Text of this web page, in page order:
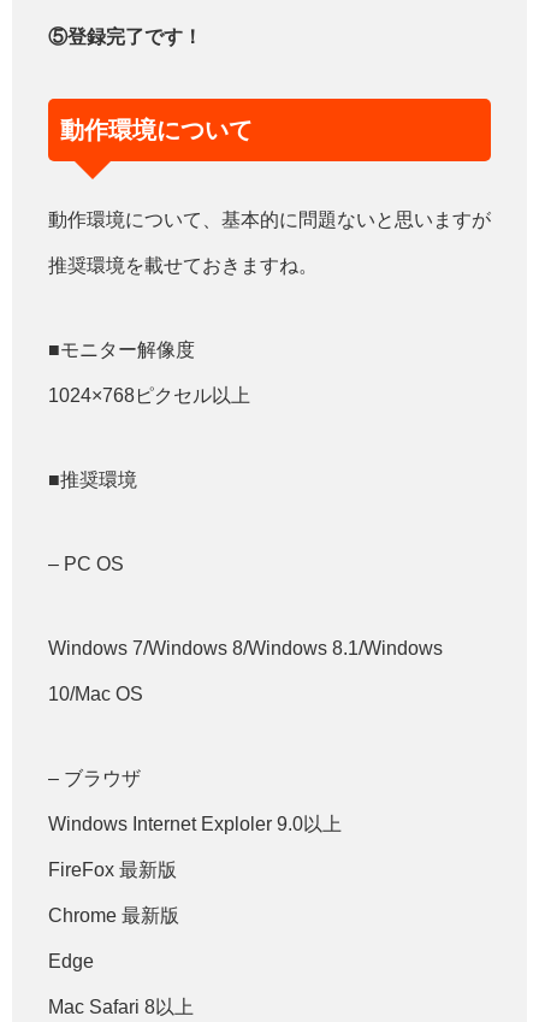
⑤登録完了です！
動作環境について
動作環境について、基本的に問題ないと思いますが
推奨環境を載せておきますね。
■モニター解像度
1024×768ピクセル以上
■推奨環境
– PC OS
Windows 7/Windows 8/Windows 8.1/Windows
10/Mac OS
– ブラウザ
Windows Internet Exploler 9.0以上
FireFox 最新版
Chrome 最新版
Edge
Mac Safari 8以上